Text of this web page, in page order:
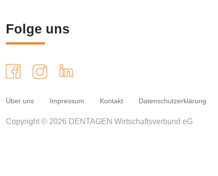
Folge uns
Über uns Impressum Kontakt Datenschutzerklärung
Copyright © 2026 DENTAGEN Wirtschaftsverbund eG